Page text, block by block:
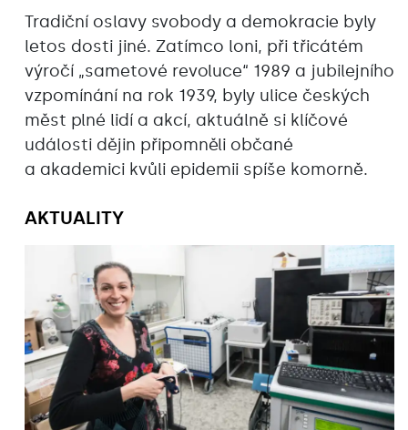
Tradiční oslavy svobody a demokracie byly
letos dosti jiné. Zatímco loni, při třicátém
výročí „sametové revoluce“ 1989 a jubilejního
vzpomínání na rok 1939, byly ulice českých
měst plné lidí a akcí, aktuálně si klíčové
události dějin připomněli občané
a akademici kvůli epidemii spíše komorně.
AKTUALITY